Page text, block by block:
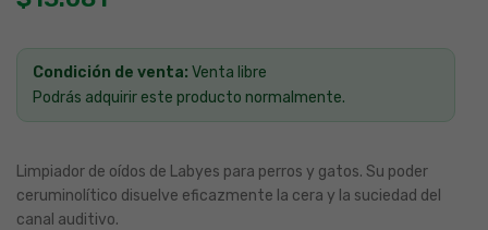
Condición de venta: Venta libre
Podrás adquirir este producto normalmente.
Limpiador de oídos de Labyes para perros y gatos. Su poder
ceruminolítico disuelve eficazmente la cera y la suciedad del
canal auditivo.